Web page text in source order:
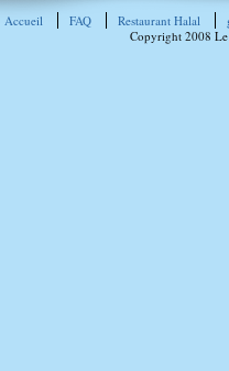
Accueil FAQ Restaurant Halal
Copyright 2008